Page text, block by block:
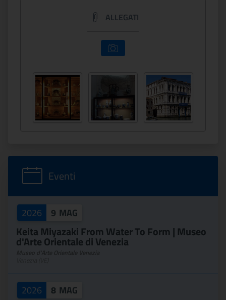
ALLEGATI
Eventi
2026 9 MAG
Keita Miyazaki From Water To Form | Museo
d'Arte Orientale di Venezia
2026 8 MAG